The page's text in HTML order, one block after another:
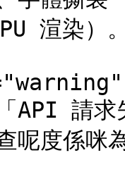
渲染）
API 請求
呢度係